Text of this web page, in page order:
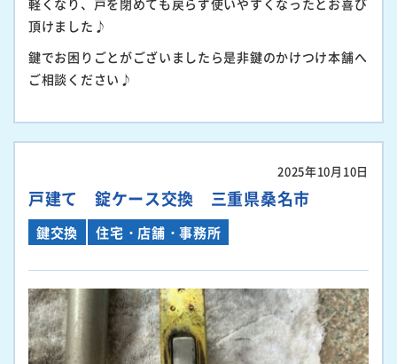
軽くなり、戸を閉めても戻らず使いやすくなったとお喜び
頂けました♪
鍵でお困りごとがございましたら是非鍵のかけつけ本舗へ
ご相談ください♪
2025年10月10日
戸建て 錠ケース交換 三重県桑名市
鍵交換 住宅・店舗・事務所